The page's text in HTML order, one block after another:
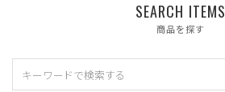
SEARCH ITEMS
商品を探す